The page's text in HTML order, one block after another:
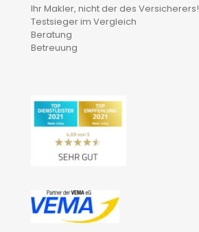
Ihr Makler, nicht der des Versicherers!
Testsieger im Vergleich
Beratung
Betreuung